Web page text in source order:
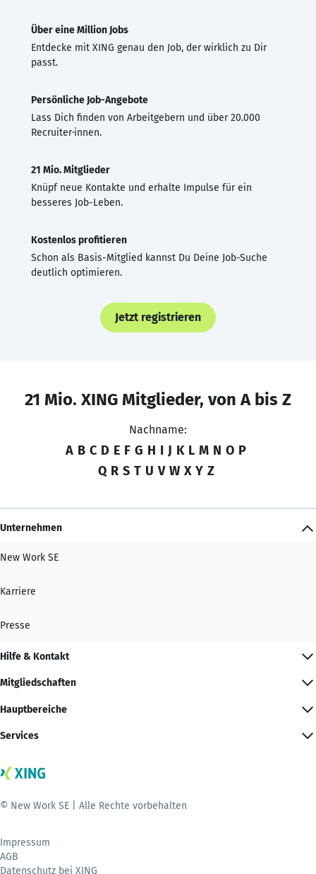
Über eine Million Jobs
Entdecke mit XING genau den Job, der wirklich zu Dir
passt.
Persönliche Job-Angebote
Lass Dich finden von Arbeitgebern und über 20.000
Recruiter·innen.
21 Mio. Mitglieder
Knüpf neue Kontakte und erhalte Impulse für ein
besseres Job-Leben.
Kostenlos profitieren
Schon als Basis-Mitglied kannst Du Deine Job-Suche
deutlich optimieren.
Jetzt registrieren
21 Mio. XING Mitglieder, von A bis Z
Nachname:
A B C D E F G H I J K L M N O P
Q R S T U V W X Y Z
Unternehmen
New Work SE
Karriere
Presse
Hilfe & Kontakt
Mitgliedschaften
Hauptbereiche
Services
© New Work SE | Alle Rechte vorbehalten
Impressum
AGB
Datenschutz bei XING